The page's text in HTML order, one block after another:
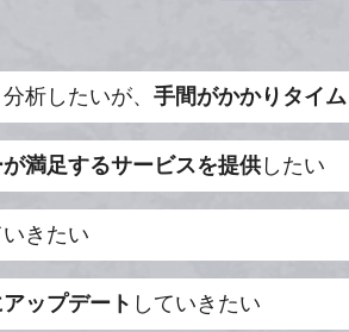
析したいが、 手間がかかりタイ
満足するサービスを提供したい
きたい
ップデート していきたい